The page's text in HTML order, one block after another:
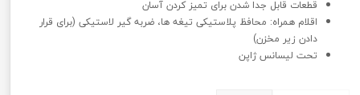
قطعات قابل جدا شدن برای تمیز کردن آسان
اقلام همراه: محافظ پلاستیکی تیغه ها، ضربه گیر لاستیکی (برای قرار
دادن زیر مخزن)
تحت لیسانس ژاپن